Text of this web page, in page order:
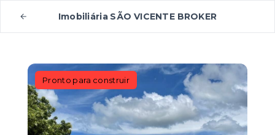
Imobiliária SÃO VICENTE BROKER
Pronto para construir